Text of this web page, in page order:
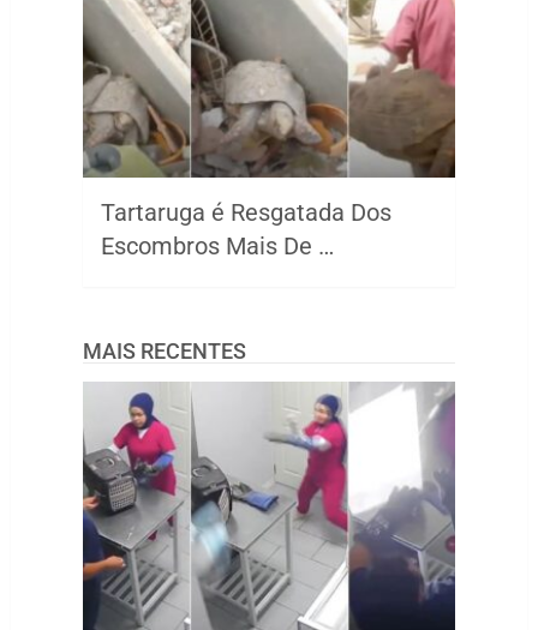
Tartaruga é Resgatada Dos
Escombros Mais De …
MAIS RECENTES